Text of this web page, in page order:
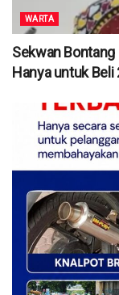
WARTA
Sekwan Bontang
Hanya untuk